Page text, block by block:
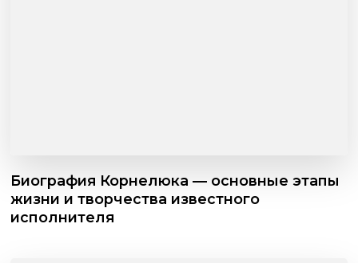
Биография Корнелюка — основные этапы
жизни и творчества известного
исполнителя